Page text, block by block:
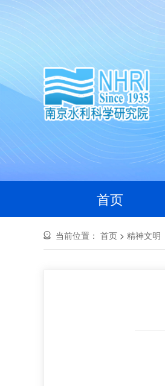
首页
当前位置： 首页 > 精神文明